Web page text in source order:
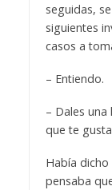
seguidas,
siguientes
casos a
– Entiendo.
– Dales
que te
Había
pensaba